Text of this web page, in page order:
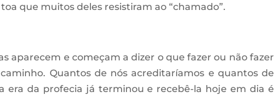
que muitos deles resistiram ao “chamado”.
aparecem e começam a dizer o que fazer ou não fazer
Quantos de nós acreditaríamos e quantos de
era da profecia já terminou e recebê-la hoje em dia é